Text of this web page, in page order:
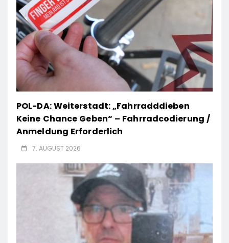
POL-DA: Weiterstadt: „Fahrradddieben
Keine Chance Geben“ – Fahrradcodierung /
Anmeldung Erforderlich
7. AUGUST 2026